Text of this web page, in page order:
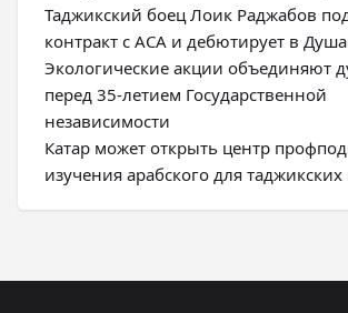
Таджикский боец Лоик Раджабов
контракт с ACA и дебютирует в
Экологические акции объединяют
перед 35-летием Государственной
независимости
Катар может открыть центр
изучения арабского для